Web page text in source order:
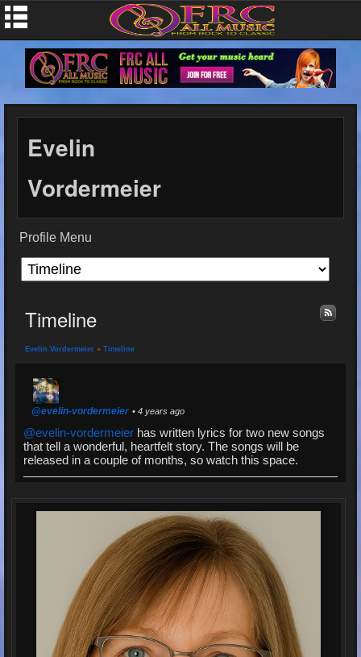
Evelin
Vordermeier
Profile Menu
Timeline
Evelin Vordermeier » Timeline
@evelin-vordermeier • 4 years ago
@evelin-vordermeier has written lyrics for two new songs
that tell a wonderful, heartfelt story. The songs will be
released in a couple of months, so watch this space.